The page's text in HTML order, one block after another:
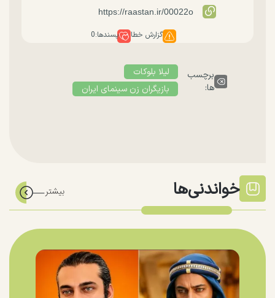
گزارش خطا پسندها:0
برچسب
ها:
لیلا بلوکات
بازیگران زن سینمای ایران
خواندنی‌ها